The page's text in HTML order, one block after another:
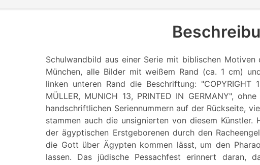
Schulwandbild aus einer Serie mit biblischen
München, alle Bilder mit weißem Rand (ca. 1 cm)
linken unteren Rand die Beschriftung: "COPYRIGHT
MÜLLER, MUNICH 13, PRINTED IN GERMANY",
handschriftlichen Seriennummern auf der Rückseite,
stammen auch die unsignierten von diesem
der ägyptischen Erstgeborenen durch den
die Gott über Ägypten kommen lässt, um den
lassen. Das jüdische Pessachfest erinnert daran,